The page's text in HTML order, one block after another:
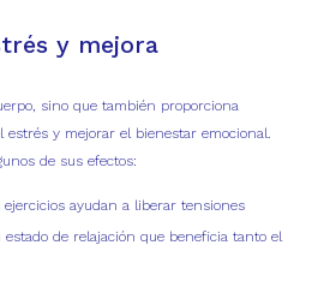
y mejora
sino que también proporciona
y mejorar el bienestar emocional.
de sus efectos:
ejercicios ayudan a liberar tensiones
de relajación que beneficia tanto el